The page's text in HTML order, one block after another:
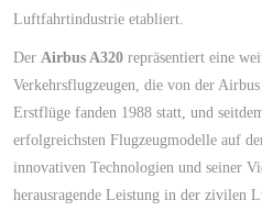
Luftfahrtindustrie etabliert.
Der Airbus A320 repräsentiert eine
Verkehrsflugzeugen, die von der
Erstflüge fanden 1988 statt, und
erfolgreichsten Flugzeugmodelle auf
innovativen Technologien und seiner
herausragende Leistung in der zivilen